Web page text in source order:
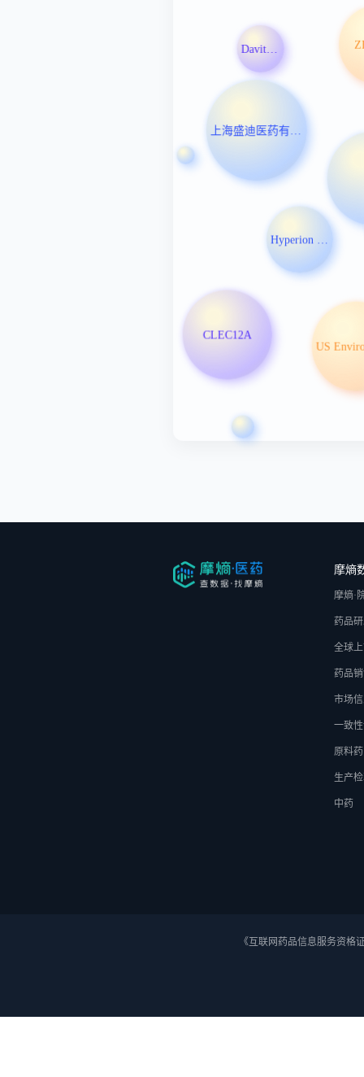
CLEC12A
Davita Inc
摩熵
摩熵·
药品
全球
药品
市场
一致
原料药
生产
中药
《互联网药品信息服务资